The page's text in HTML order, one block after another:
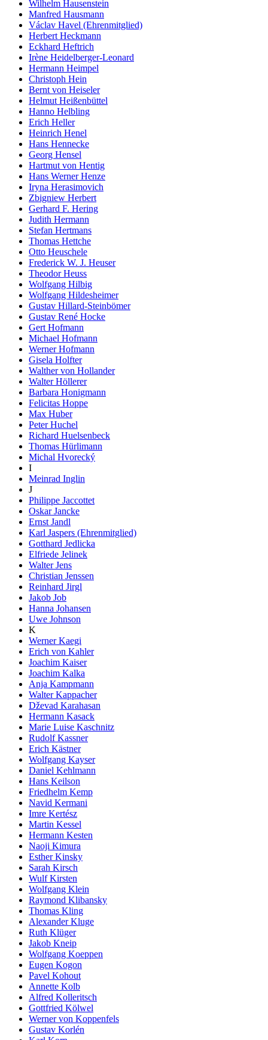
Wilhelm Hausenstein
Manfred Hausmann
Václav Havel (Ehrenmitglied)
Herbert Heckmann
Eckhard Heftrich
Irène Heidelberger-Leonard
Hermann Heimpel
Christoph Hein
Bernt von Heiseler
Helmut Heißenbüttel
Hanno Helbling
Erich Heller
Heinrich Henel
Hans Hennecke
Georg Hensel
Hartmut von Hentig
Hans Werner Henze
Iryna Herasimovich
Zbigniew Herbert
Gerhard F. Hering
Judith Hermann
Stefan Hertmans
Thomas Hettche
Otto Heuschele
Frederick W. J. Heuser
Theodor Heuss
Wolfgang Hilbig
Wolfgang Hildesheimer
Gustav Hillard-Steinbömer
Gustav René Hocke
Gert Hofmann
Michael Hofmann
Werner Hofmann
Gisela Holfter
Walther von Hollander
Walter Höllerer
Barbara Honigmann
Felicitas Hoppe
Max Huber
Peter Huchel
Richard Huelsenbeck
Thomas Hürlimann
Michal Hvorecký
I
Meinrad Inglin
J
Philippe Jaccottet
Oskar Jancke
Ernst Jandl
Karl Jaspers (Ehrenmitglied)
Gotthard Jedlicka
Elfriede Jelinek
Walter Jens
Christian Jenssen
Reinhard Jirgl
Jakob Job
Hanna Johansen
Uwe Johnson
K
Werner Kaegi
Erich von Kahler
Joachim Kaiser
Joachim Kalka
Anja Kampmann
Walter Kappacher
Dževad Karahasan
Hermann Kasack
Marie Luise Kaschnitz
Rudolf Kassner
Erich Kästner
Wolfgang Kayser
Daniel Kehlmann
Hans Keilson
Friedhelm Kemp
Navid Kermani
Imre Kertész
Martin Kessel
Hermann Kesten
Naoji Kimura
Esther Kinsky
Sarah Kirsch
Wulf Kirsten
Wolfgang Klein
Raymond Klibansky
Thomas Kling
Alexander Kluge
Ruth Klüger
Jakob Kneip
Wolfgang Koeppen
Eugen Kogon
Pavel Kohout
Annette Kolb
Alfred Kolleritsch
Gottfried Kölwel
Werner von Koppenfels
Gustav Korlén